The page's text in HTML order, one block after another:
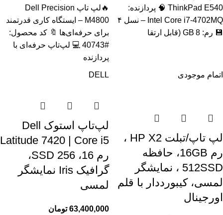
ThinkPad E540 🧠 پردازنده:
Intel Core i7‑4702MQ – نسل ۴
💾 رم: 8 GB (قابل ارتقا
🔥لپ تاپ Dell Precision
M4800 – ایستگاه کاری قدرتمند
برای حرفه‌ای‌ها 🔖 کد محصول:
#40743 💻 لپ‌تاپ حرفه‌ای با
پردازنده
اتمام موجودی
لپ تاپ/تبلت HP X2 ،
رم 16GB، حافظه
512SSD ، نمایشگر
لمسی، کیبورددار با قلم
اورجینال
DELL
لپ‌تاپ استوک Dell
Latitude 7420 | Core i5
رم 16، SSD 256،
گرافیک Iris نمایشگر
لمسی
63,400,000 تومان